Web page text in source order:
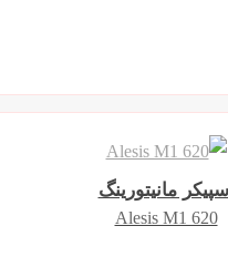
اسپیکر مانیتورینگ
Alesis M1 620